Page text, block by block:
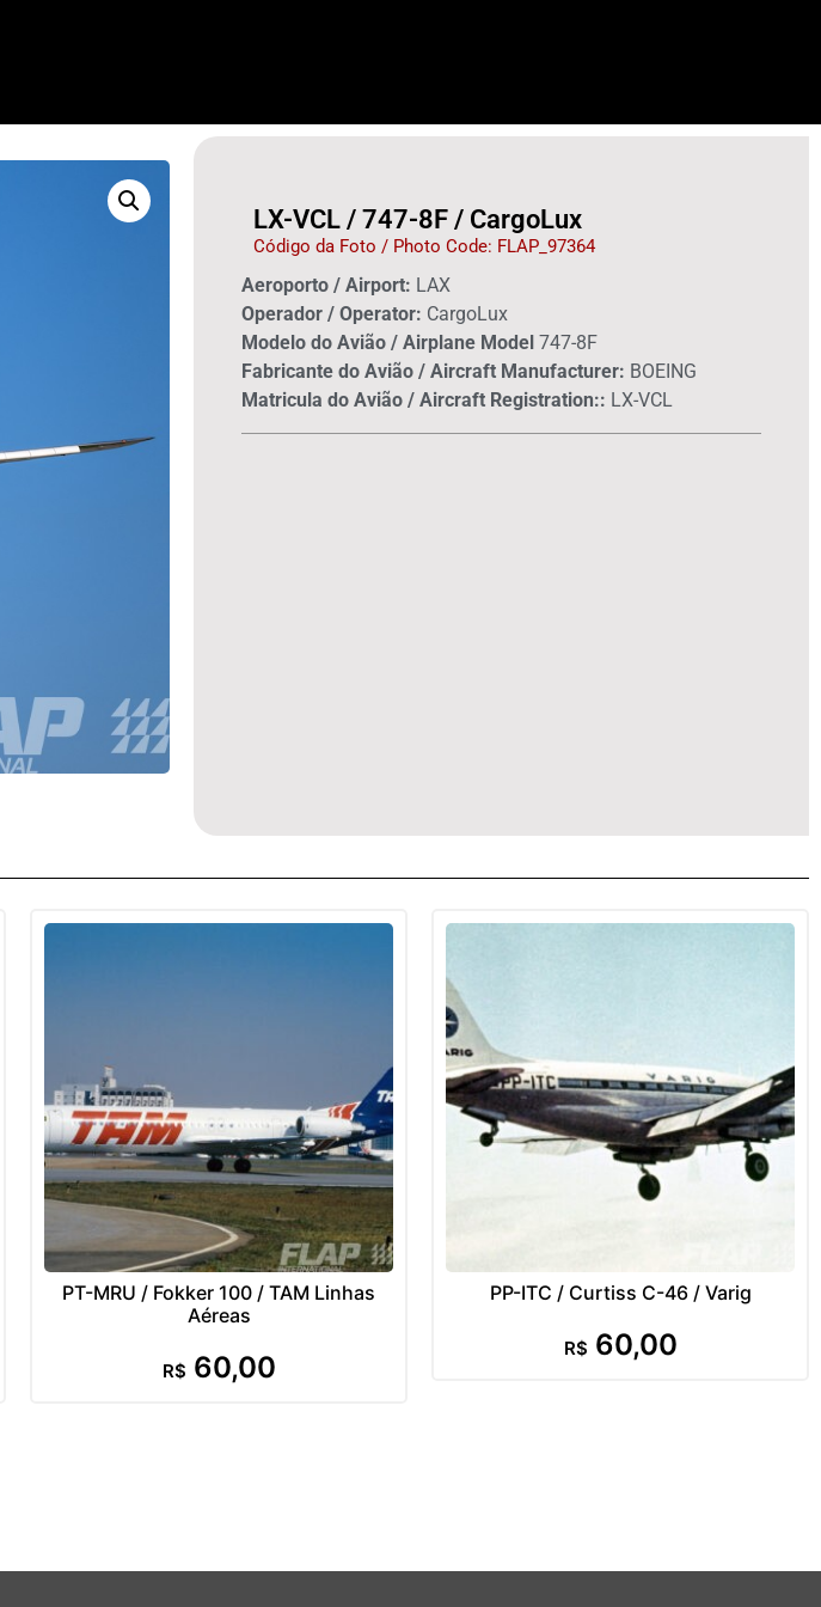
LX-VCL / 747-8F / CargoLux
Código da Foto / Photo Code: FLAP_97364
Aeroporto / Airport: LAX
Operador / Operator: CargoLux
Modelo do Avião / Airplane Model 747-8F
Fabricante do Avião / Aircraft Manufacturer: BOEING
Matricula do Avião / Aircraft Registration:: LX-VCL
PT-MRU / Fokker 100 / TAM Linhas
Aéreas
R$ 60,00
PP-ITC / Curtiss C-46 / Varig
R$ 60,00